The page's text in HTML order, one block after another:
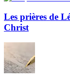
Les prières de
Christ